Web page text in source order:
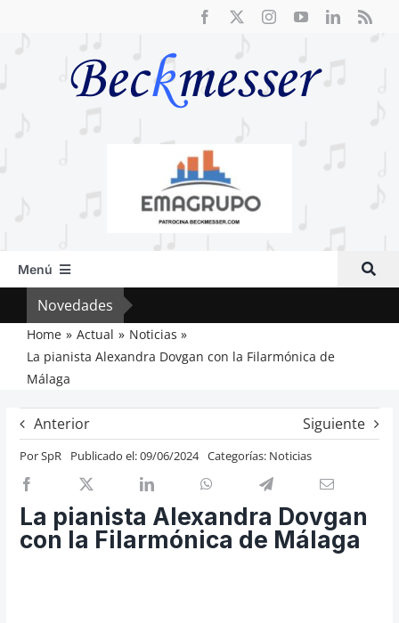
Menú
Inicio
Actual
Artículos
Previos de ópera
Entrevistas
Recomendación
Cosas de Beckmesser
Nosotros y privacidad
Novedades
Home Actual
Noticias
La pianista Alexandra Dovgan con la Filarmónica de
Málaga
Anterior Siguiente
PorSpR Publicado el: 09/06/2024 Categorías: Noticias
La pianista Alexandra Dovgan
con la Filarmónica de Málaga